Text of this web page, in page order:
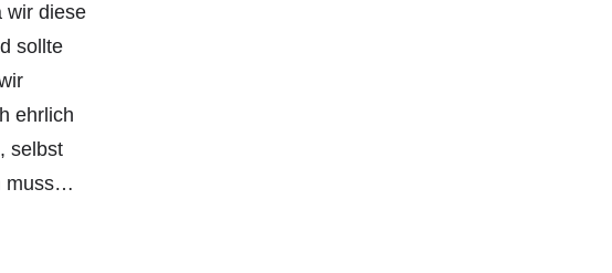
wir diese
sollte
ehrlich
selbst
muss…